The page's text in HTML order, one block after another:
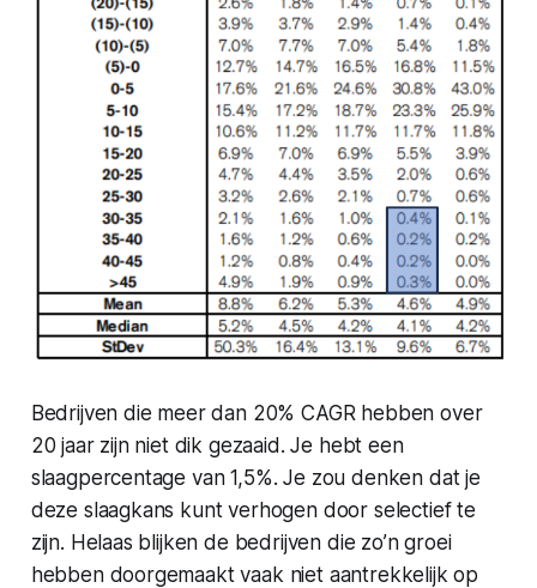
Bedrijven die meer dan 20% CAGR hebben over
20 jaar zijn niet dik gezaaid. Je hebt een
slaagpercentage van 1,5%. Je zou denken dat je
deze slaagkans kunt verhogen door selectief te
zijn. Helaas blijken de bedrijven die zo’n groei
hebben doorgemaakt vaak niet aantrekkelijk op